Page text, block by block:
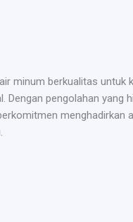
minum berkualitas untuk
Dengan pengolahan yang
menghadirkan